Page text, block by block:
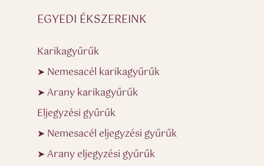
EGYEDI ÉKSZEREINK
Karikagyűrűk
➤ Nemesacél karikagyűrűk
➤ Arany karikagyűrűk
Eljegyzési gyűrűk
➤ Nemesacél eljegyzési gyűrűk
➤ Arany eljegyzési gyűrűk